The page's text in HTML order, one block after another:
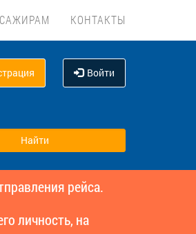
КОНТАКТЫ
Войти
рейса.
личность, на